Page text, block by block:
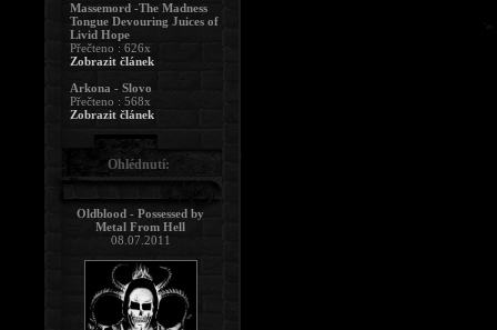
Massemord -The Madness
Tongue Devouring Juices of
Livid Hope
Přečteno : 626x
Zobrazit článek
Arkona - Slovo
Přečteno : 568x
Zobrazit článek
Ohlédnutí:
Oldblood - Possessed by
Metal From Hell
08.07.2011